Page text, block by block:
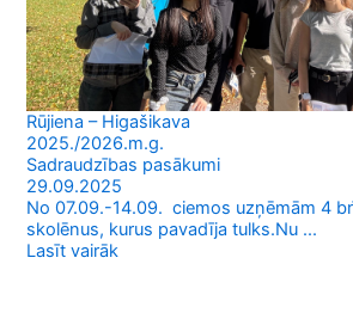
Rūjiena – Higašikava
2025./2026.m.g.
Sadraudzības pasākumi
29.09.2025
No 07.09.-14.09. ciemos uzņēmām 4
skolēnus, kurus pavadīja tulks.Nu ...
Lasīt vairāk